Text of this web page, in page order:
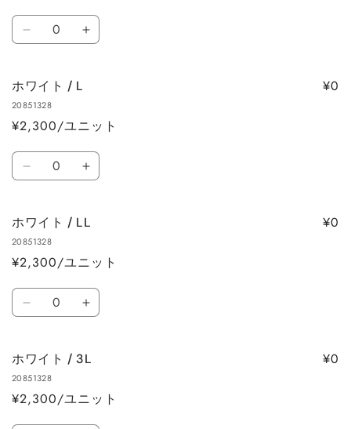
数
量
減
ら
す
数
量
す
数
量
ト
/
M
数
量
減
ら
す
ホ
M
数
量
増
す
ホワイト / L
20851328
¥2,300/ユニット
¥0
数
量
ト
/
L
数
量
減
ら
す
ホ
ト
L
数
量
増
す
ホワイト / LL
20851328
¥2,300/ユニット
¥0
数
量
ト
/
LL
ホ
ト
LL
ホワイト / 3L
20851328
¥2,300/ユニット
¥0